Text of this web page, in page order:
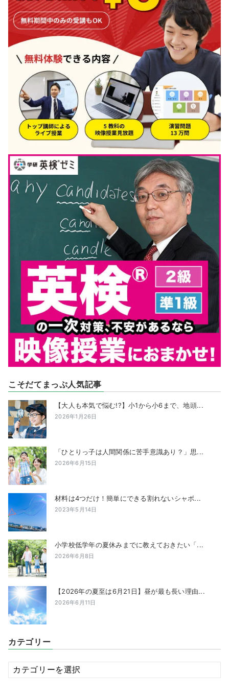
こそだてまっぷ人気記事
【大人も本気で悩む!?】小1から小6まで、地頭...
2026年1月26日
「ひとりっ子は人間関係に苦手意識あり？」思...
2026年6月15日
材料は4つだけ！簡単にできる割れないシャボ...
2023年5月14日
小学校低学年の夏休みまでに教えておきたい「...
2026年6月8日
【2026年の夏至は6月21日】昼が最も長い理由...
2026年6月11日
カテゴリー
カ
テ